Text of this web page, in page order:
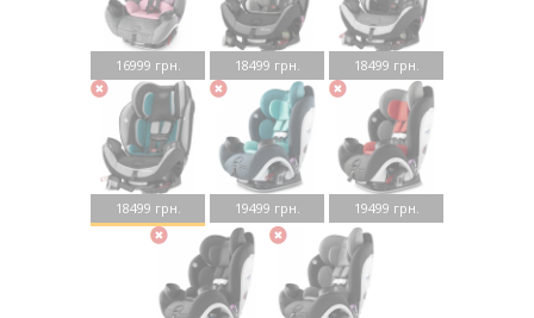
16999 грн. 18499 грн. 18499 грн.
18499 грн. 19499 грн. 19499 грн.